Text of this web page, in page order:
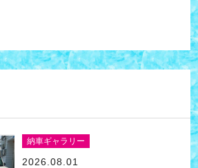
納車ギャラリー
2026.08.01